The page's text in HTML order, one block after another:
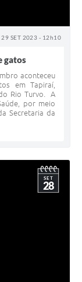
29 SET 2023 - 12h10
gatos
aconteceu
em Tapiraí,
Rio Turvo. A
por meio
Secretaria da
SET
28